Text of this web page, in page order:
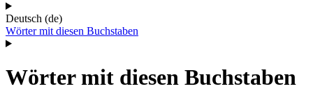
Deutsch (de)
Wörter mit diesen Buchstaben
Wörter mit diesen Buchstaben